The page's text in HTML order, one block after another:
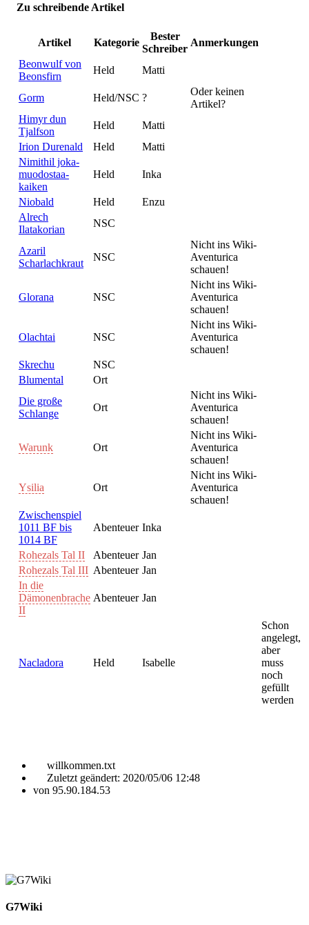
Zu schreibende Artikel
Artikel Kategorie
Bester
Schreiber
Anmerkungen
Beonwulf von
Beonsfirn
Held Matti
Gorm Held/NSC ?
Oder keinen
Artikel?
Himyr dun
Tjalfson
Held
Matti
Irion Durenald
Held
Matti
Nimithil joka-
muodostaa-
kaiken
Held Inka
Niobald Held
Enzu
Alrech
Ilatakorian
NSC
Azaril
Scharlachkraut
NSC
Nicht ins Wiki-
Aventurica
schauen!
Glorana NSC
Nicht ins Wiki-
Aventurica
schauen!
Olachtai NSC
Nicht ins Wiki-
Aventurica
schauen!
Skrechu
NSC
Blumental
Ort
Die große
Schlange
Ort
Nicht ins Wiki-
Aventurica
schauen!
Warunk Ort
Nicht ins Wiki-
Aventurica
schauen!
Ysilia Ort
Nicht ins Wiki-
Aventurica
schauen!
Zwischenspiel
1011 BF bis
1014 BF
Abenteuer Inka
Rohezals Tal II Abenteuer Jan
Rohezals Tal III Abenteuer Jan
In die
Dämonenbrache
II
Abenteuer Jan
Nacladora Held Isabelle
Schon
angelegt,
aber
muss
noch
gefüllt
werden
willkommen.txt
Zuletzt geändert: 2020/05/06 12:48
von 95.90.184.53
G7Wiki